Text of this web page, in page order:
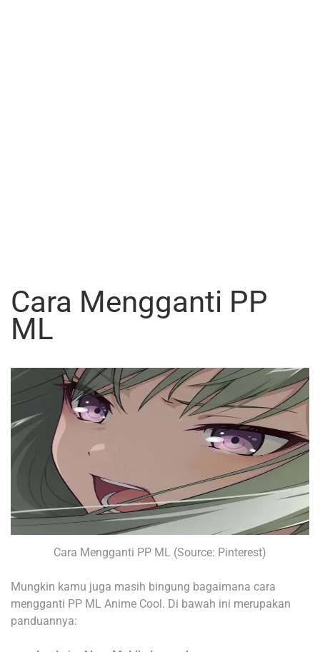
Cara Mengganti PP
ML
Cara Mengganti PP ML (Source: Pinterest)
Mungkin kamu juga masih bingung bagaimana cara
mengganti PP ML Anime Cool. Di bawah ini merupakan
panduannya: